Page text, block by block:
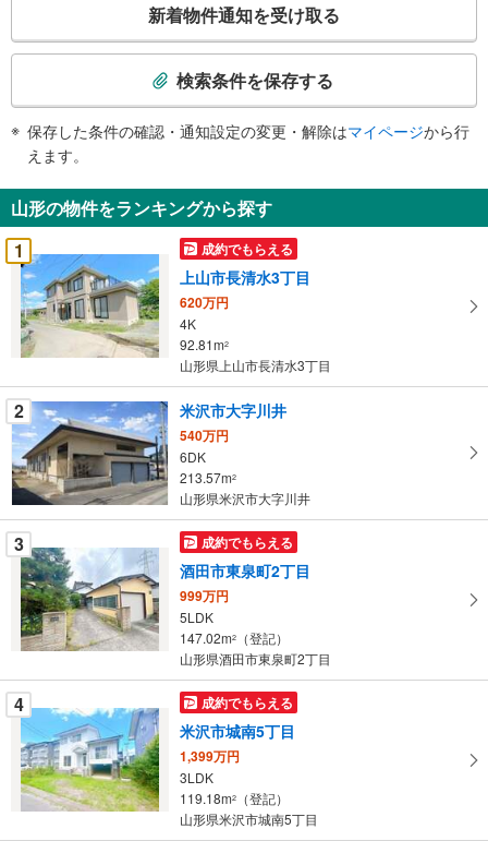
検
知
を
受
け
取
る
・
条
件
を
マ
イ
ペ
ー
ジ
に
保
存
す
る
新着物件通知を受け取る
検索条件を保存する
保存した条件の確認・通知設定の変更・解除はマイページから行
えます。
山形の物件をランキングから探す
1
成約でもらえる
上山市長清水3丁目
620万円
4K
92.81m2
山形県上山市長清水3丁目
2 米沢市大字川井
540万円
6DK
213.57m2
山形県米沢市大字川井
3 成約でもらえる
酒田市東泉町2丁目
999万円
5LDK
147.02m2
（登記）
山形県酒田市東泉町2丁目
4 成約でもらえる
米沢市城南5丁目
1,399万円
3LDK
119.18m2
（登記）
山形県米沢市城南5丁目